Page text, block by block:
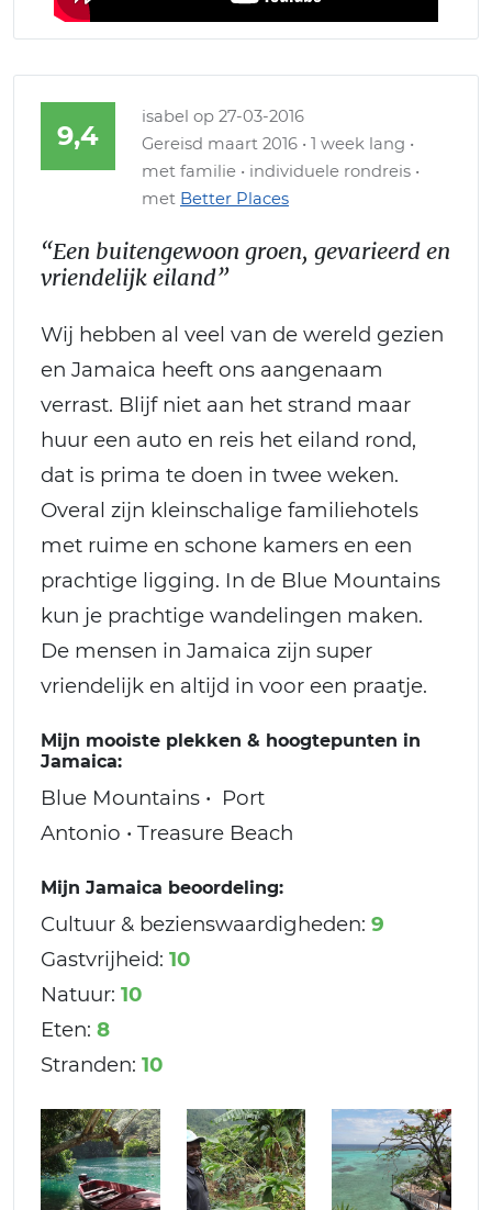
9,4
isabel op 27-03-2016
Gereisd maart 2016 • 1 week lang •
met familie • individuele rondreis •
met Better Places
“Een buitengewoon groen, gevarieerd en
vriendelijk eiland”
Wij hebben al veel van de wereld gezien
en Jamaica heeft ons aangenaam
verrast. Blijf niet aan het strand maar
huur een auto en reis het eiland rond,
dat is prima te doen in twee weken.
Overal zijn kleinschalige familiehotels
met ruime en schone kamers en een
prachtige ligging. In de Blue Mountains
kun je prachtige wandelingen maken.
De mensen in Jamaica zijn super
vriendelijk en altijd in voor een praatje.
Mijn mooiste plekken & hoogtepunten in
Jamaica:
Blue Mountains • Port
Antonio • Treasure Beach
Mijn Jamaica beoordeling:
Cultuur & bezienswaardigheden: 9
Gastvrijheid: 10
Natuur: 10
Eten: 8
Stranden: 10